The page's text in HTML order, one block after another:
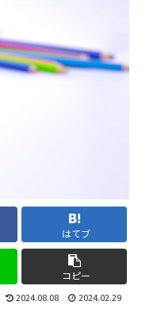
はてブ
コピー
2024.08.08 2024.02.29